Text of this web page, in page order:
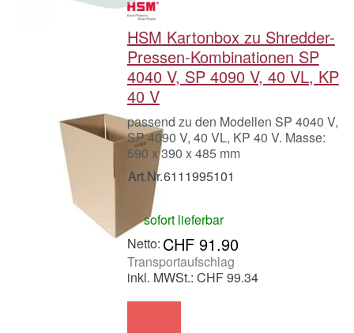
HSM Kartonbox zu Shredder-
Pressen-Kombinationen SP
4040 V, SP 4090 V, 40 VL, KP
40 V
passend zu den Modellen SP 4040 V,
SP 4090 V, 40 VL, KP 40 V. Masse:
590 x 390 x 485 mm
Art.Nr.6111995101
sofort lieferbar
CHF 91.90
Transportaufschlag
inkl. MWSt.: CHF 99.34